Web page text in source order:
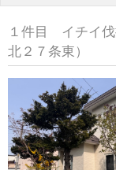
１件目 イチイ伐
北２７条東）